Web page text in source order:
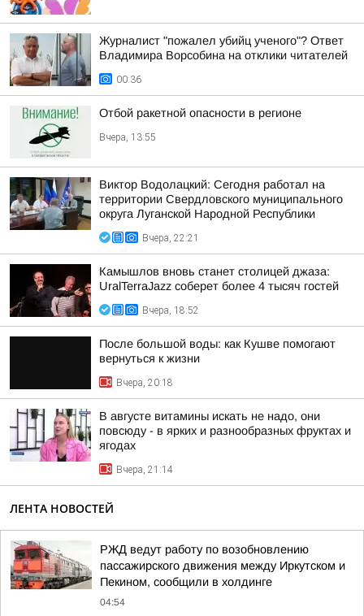
Журналист "пожалел убийц ученого"? Ответ
Владимира Ворсобина на отклики читателей
00:36
Отбой ракетной опасности в регионе
Вчера, 13:55
Виктор Водолацкий: Сегодня работал на
территории Свердловского муниципального
округа Луганской Народной Республики
Вчера, 22:21
Камышлов вновь станет столицей джаза:
UralTerraJazz соберет более 4 тысяч гостей
Вчера, 18:52
После большой воды: как Кушве помогают
вернуться к жизни
Вчера, 20:18
В августе витамины искать не надо, они
повсюду - в ярких и разнообразных фруктах и
ягодах
Вчера, 21:14
ЛЕНТА НОВОСТЕЙ
РЖД ведут работу по возобновлению
пассажирского движения между Иркутском и
Пекином, сообщили в холдинге
04:54